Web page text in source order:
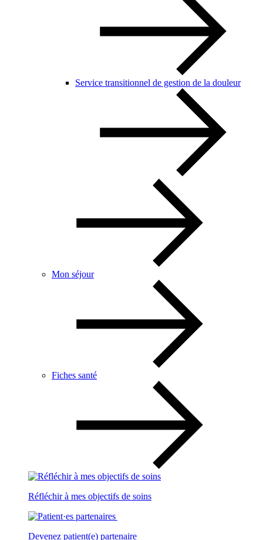
Service transitionnel de gestion de la douleur
Mon séjour
Fiches santé
Réfléchir à mes objectifs de soins
Devenez patient(e) partenaire